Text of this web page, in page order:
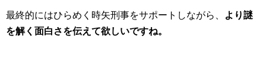
最終的にはひらめく時矢刑事をサポートしながら、
より謎
を解く面白さを伝えて欲しいですね。